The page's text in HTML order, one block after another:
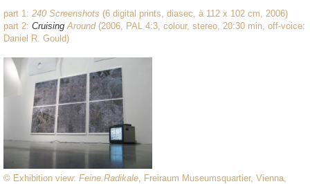
part 1: 240 Screenshots (6 digital prints, diasec, à 112 x 102 cm, 2006)
part 2: Cruising Around(2006, PAL 4:3, colour, stereo, 20:30 min, off-voice:
Daniel R. Gould)
© Exhibition view: Feine.Radikale , Freiraum Museumsquartier, Vienna,